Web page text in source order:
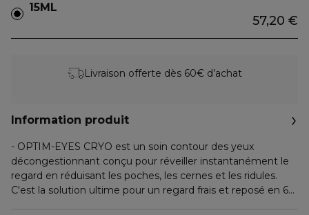
15ML
57,20 €
Livraison offerte dès 60€ d’achat
Information produit
- OPTIM-EYES CRYO est un soin contour des yeux
décongestionnant conçu pour réveiller instantanément le
regard en réduisant les poches, les cernes et les ridules.
C'est la solution ultime pour un regard frais et reposé en 60